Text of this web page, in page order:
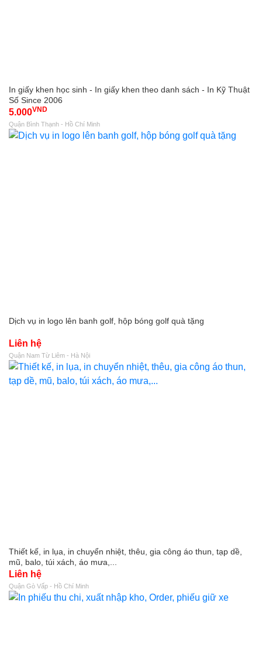
In giấy khen học sinh - In giấy khen theo danh sách - In Kỹ Thuật
Số Since 2006
5.000VND
Quận Bình Thạnh - Hồ Chí Minh
Dịch vụ in logo lên banh golf, hộp bóng golf quà tặng
Liên hệ
Quận Nam Từ Liêm - Hà Nội
Thiết kế, in lụa, in chuyển nhiệt, thêu, gia công áo thun, tạp dề,
mũ, balo, túi xách, áo mưa,...
Liên hệ
Quận Gò Vấp - Hồ Chí Minh